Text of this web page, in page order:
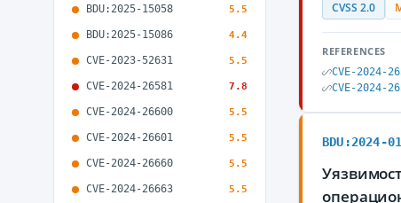
BDU:2025-15058 5.5
BDU:2025-15086 4.4
CVE-2023-52631 5.5
CVE-2024-26581 7.8
CVE-2024-26600 5.5
CVE-2024-26601 5.5
CVE-2024-26660 5.5
CVE-2024-26663 5.5
CVSS 2.0
REFERENCES
CVE-2024-
CVE-2024-
BDU:2024-